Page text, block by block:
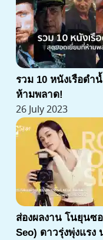
รวม 10 หนังเรือดำ
ห้ามพลาด!
26 July 2023
ส่องผลงาน โนยุนซ
Seo) ดาวรุ่งพุ่งแรง